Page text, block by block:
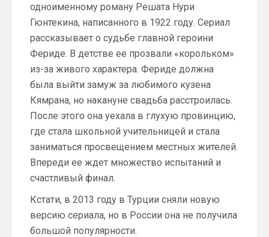
одноименному роману Решата Нури
Гюнтекина, написанного в 1922 году. Сериал
рассказывает о судьбе главной героини
Фериде. В детстве ее прозвали «корольком»
из-за живого характера. Фериде должна
была выйти замуж за любимого кузена
Кямрана, но накануне свадьба расстроилась.
После этого она уехала в глухую провинцию,
где стала школьной учительницей и стала
заниматься просвещением местных жителей.
Впереди ее ждет множество испытаний и
счастливый финал.
Кстати, в 2013 году в Турции сняли новую
версию сериала, но в России она не получила
большой популярности.